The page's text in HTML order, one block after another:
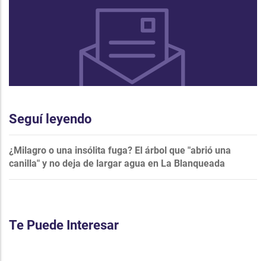
Seguí leyendo
¿Milagro o una insólita fuga? El árbol que "abrió una
canilla" y no deja de largar agua en La Blanqueada
Te Puede Interesar